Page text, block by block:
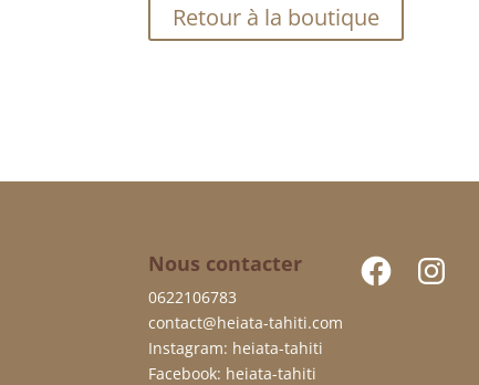
Retour à la boutique
Nous contacter
0622106783
contact@heiata-tahiti.com
Instagram: heiata-tahiti
Facebook: heiata-tahiti
FacebookInstagram